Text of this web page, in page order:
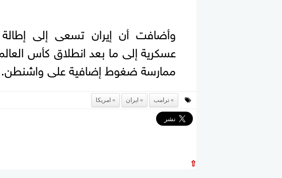
وأضافت أن إيران تسعى إلى
ممارسة ضغوط إضافية على واشنطن.
ترامب ايران امريكا
⇧